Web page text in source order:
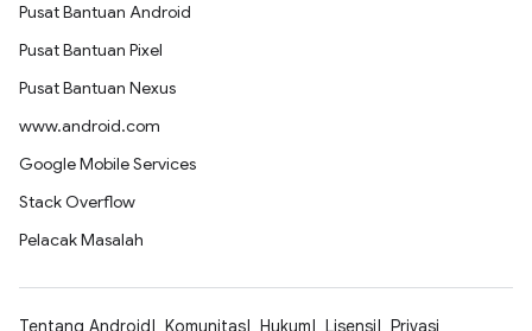
Pusat Bantuan Android
Pusat Bantuan Pixel
Pusat Bantuan Nexus
www.android.com
Google Mobile Services
Stack Overflow
Pelacak Masalah
Tentang Android Komunitas Hukum Lisensi Privasi